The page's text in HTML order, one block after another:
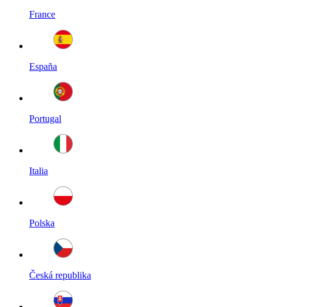
France
España
Portugal
Italia
Polska
Česká republika